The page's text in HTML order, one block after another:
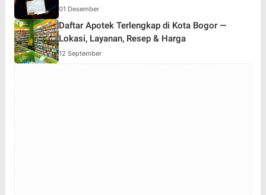
01 Desember
Daftar Apotek Terlengkap di Kota Bogor —
Lokasi, Layanan, Resep & Harga
12 September